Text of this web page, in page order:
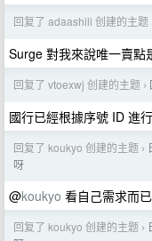
回复了 adaashili 创建的主题
Surge 對我來說唯一賣點
回复了 vtoexwj 创建的主题 ›
國行已經根據序號 ID 進
回复了 koukyo 创建的主题 ›
呀
@koukyo 看自己需求而已
回复了 koukyo 创建的主题 ›